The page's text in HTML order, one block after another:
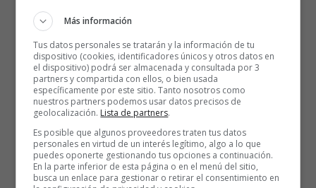
es una herramienta poderosa, y aprender a enfocar tus
pensamientos en lo positivo te permitirá ver
oportunidades donde otros ven obstáculos. Practica la
gratitud diariamente y cultiva una mentalidad de
crecimiento, ¡verás cómo cambia tu perspectiva!
🎯Establecimiento de objetivos claros:
metas específicas y alcanzables para dirigir tu vida
hacia el éxito. Los objetivos te darán dirección y
motivación, manteniéndote enfocado/a en lo que
realmente importa. ¡Visualiza tus metas cumplidas y
Más información
Tus datos personales se tratarán y la información de tu
dispositivo (cookies, identificadores únicos y otros datos en
el dispositivo) podrá ser almacenada y consultada por 3
partners y compartida con ellos, o bien usada
específicamente por este sitio. Tanto nosotros como
nuestros partners podemos usar datos precisos de
geolocalización. Lista de partners.
Es posible que algunos proveedores traten tus datos
personales en virtud de un interés legítimo, algo a lo que
puedes oponerte gestionando tus opciones a continuación.
En la parte inferior de esta página o en el menú del sitio,
busca un enlace para gestionar o retirar el consentimiento en